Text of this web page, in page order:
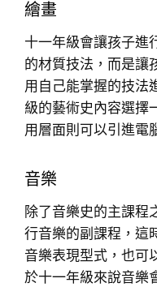
繪畫
十一年級會讓孩子進
的材質技法，而是讓
用自己能掌握的技法
級的藝術史內容選擇
用層面則可以引進電
音樂
除了音樂史的主課程
行音樂的副課程，這
音樂表現型式，也可
於十一年級來說音樂